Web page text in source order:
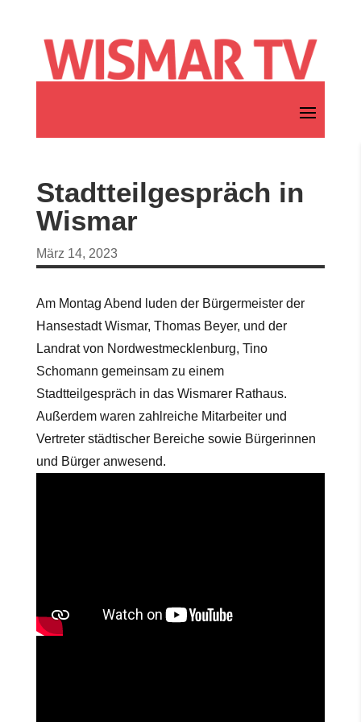
Stadtteilgespräch in
Wismar
März 14, 2023
Am Montag Abend luden der Bürgermeister der
Hansestadt Wismar, Thomas Beyer, und der
Landrat von Nordwestmecklenburg, Tino
Schomann gemeinsam zu einem
Stadtteilgespräch in das Wismarer Rathaus.
Außerdem waren zahlreiche Mitarbeiter und
Vertreter städtischer Bereiche sowie Bürgerinnen
und Bürger anwesend.